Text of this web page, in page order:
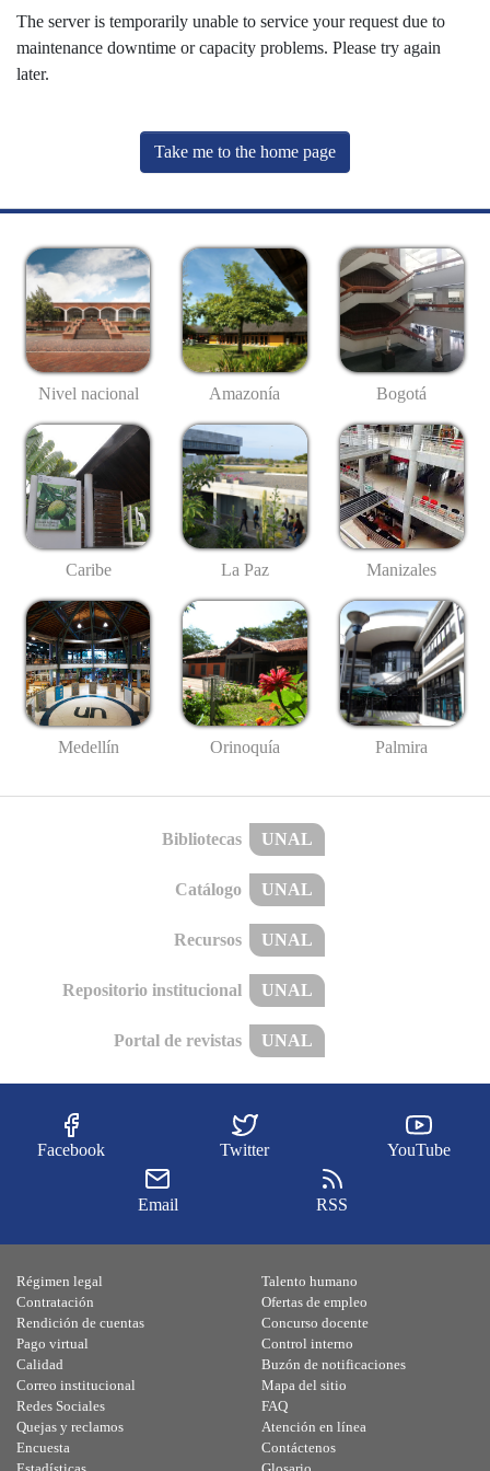
The server is temporarily unable to service your request due to
maintenance downtime or capacity problems. Please try again
later.
Take me to the home page
Nivel nacional Amazonía Bogotá
Caribe La Paz Manizales
Medellín Orinoquía Palmira
Bibliotecas UNAL
Catálogo UNAL
Recursos UNAL
Repositorio institucional UNAL
Portal de revistas UNAL
Facebook Twitter YouTube
Email RSS
Régimen legal
Contratación
Rendición de cuentas
Pago virtual
Calidad
Talento humano
Ofertas de empleo
Concurso docente
Control interno
Buzón de notificaciones
Correo institucional
Redes Sociales
Quejas y reclamos
Encuesta
Mapa del sitio
FAQ
Atención en línea
Contáctenos